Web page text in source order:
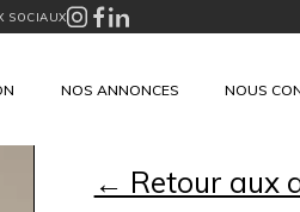
SOCIAUX
NOS ANNONCES NOUS
← Retour aux